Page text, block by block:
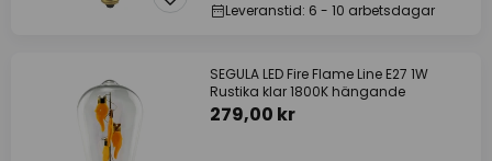
Leveranstid: 6 - 10 arbetsdagar
SEGULA LED Fire Flame Line E27 1W
Rustika klar 1800K hängande
279,00 kr